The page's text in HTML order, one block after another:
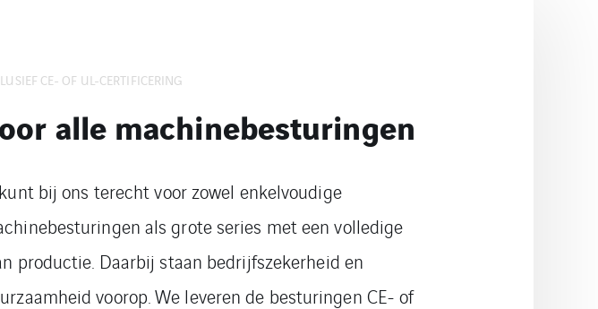
CE- OF UL-CERTIFICERING
alle machinebesturingen
bij ons terecht voor zowel enkelvoudige
als grote series met een volledige
productie. Daarbij staan bedrijfszekerheid en
voorop. We leveren de besturingen CE- of